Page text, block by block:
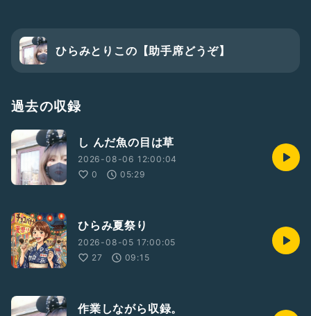
ひらみとりこの【助手席どうぞ】
過去の収録
し んだ魚の目は草
2026-08-06 12:00:04
0
05:29
ひらみ夏祭り
2026-08-05 17:00:05
27
09:15
作業しながら収録。